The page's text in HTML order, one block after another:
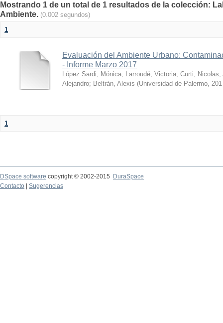
Mostrando 1 de un total de 1 resultados de la colección:
Ambiente. (0.002 segundos)
1
Evaluación del Ambiente Urbano:
- Informe Marzo 2017
López Sardi, Mónica; Larroudé, Victoria; Curti, Nicolas;
Alejandro; Beltrán, Alexis (Universidad de Palermo,
1
DSpace software copyright © 2002-2015
DuraSpace
Contacto
Sugerencias